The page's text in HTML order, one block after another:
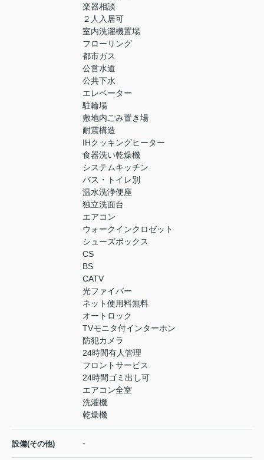
楽器相談
２人入居可
室内洗濯機置場
フローリング
都市ガス
公営水道
公共下水
エレベーター
駐輪場
敷地内ごみ置き場
耐震構造
IHクッキングヒーター
食器洗い乾燥機
システムキッチン
バス・トイレ別
温水洗浄便座
独立洗面台
エアコン
ウォークインクロゼット
シューズボックス
CS
BS
CATV
光ファイバー
ネット使用料無料
オートロック
TVモニタ付インターホン
防犯カメラ
24時間有人管理
フロントサービス
24時間ゴミ出し可
エアコン全室
洗濯機
乾燥機
設備(その他) -